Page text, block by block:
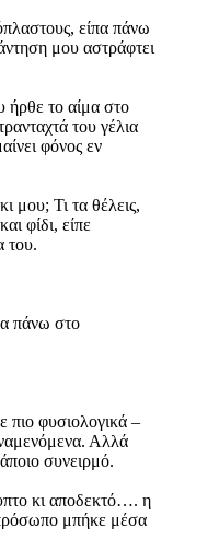
είπα πάνω
μου αστράφτει
το αίμα στο
του γέλια
φόνος εν
μου; Τι τα θέλεις,
φίδι, είπε
του.
πάνω στο
πιο φυσιολογικά –
Αλλά
συνειρμό.
κι αποδεκτό…. η
μπήκε μέσα